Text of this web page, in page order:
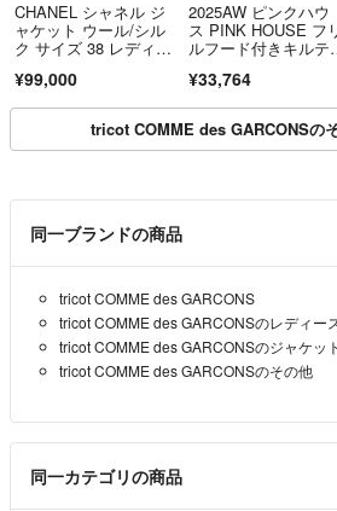
CHANEL シャネル ジ
ャケット ウール/シル
ク サイズ 38 レディー
マーク ロゴ ボタン ア
ウター ブラック 黒 フ
ランス製 カール・ラガ
ーフェルド期
¥99,000
2025AW ピンクハウ
ス PINK HOUSE フ
ルフード付きキルテ
ク∥リボン ピコフリ
ル Aライン【
01620】
¥33,764
tricot COMME des GARCONSの
同一ブランドの商品
tricot COMME des GARCONS
tricot COMME des GARCONSのレディー
tricot COMME des GARCONSのジャケッ
tricot COMME des GARCONSのその他
同一カテゴリの商品